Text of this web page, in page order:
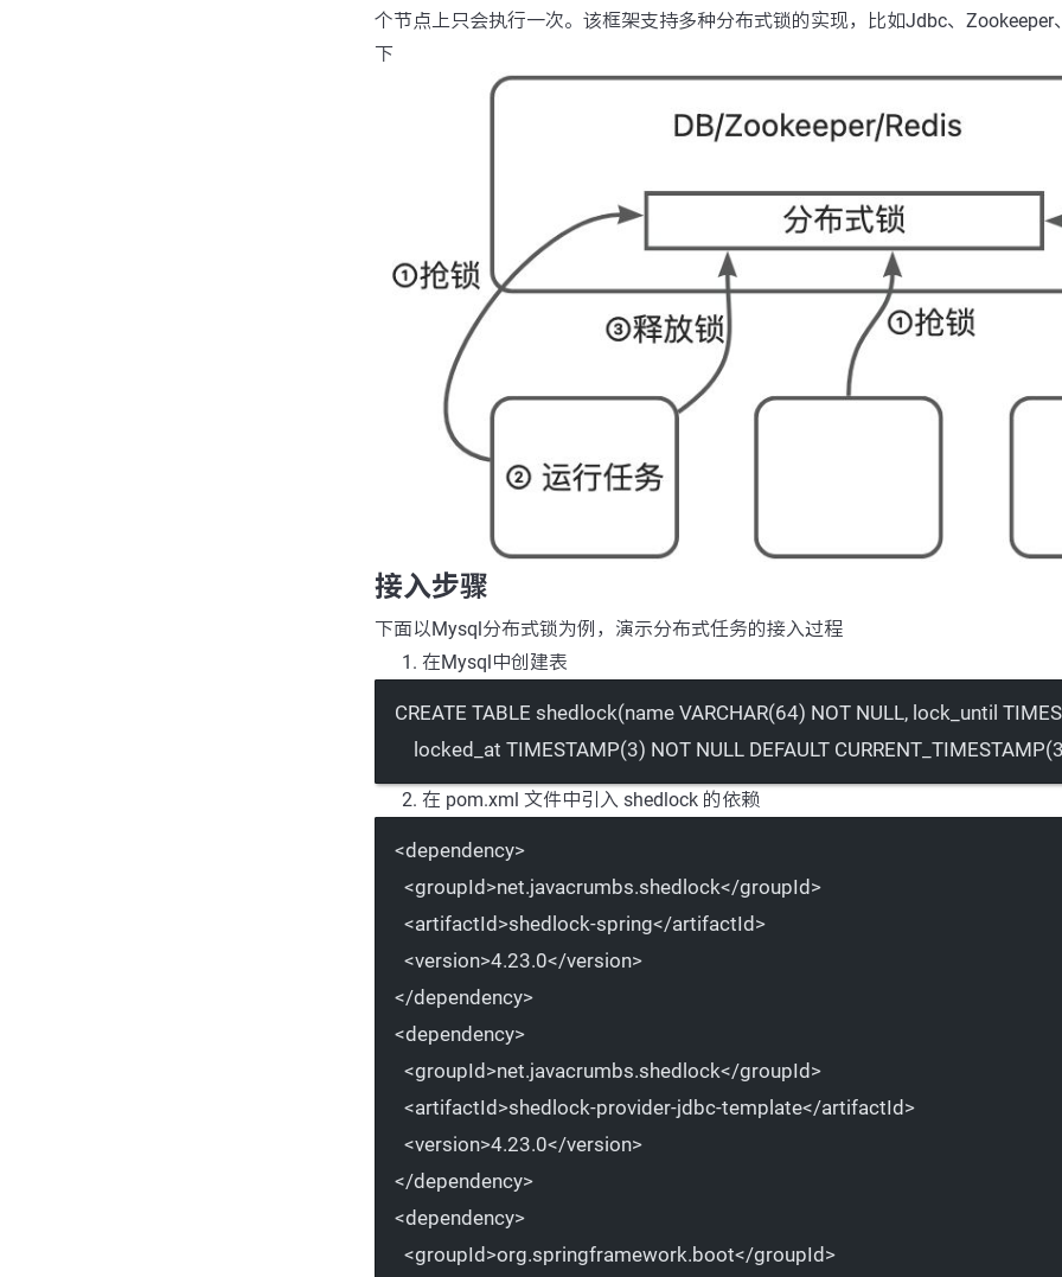
个节点上只会执行一次。该框架支持多种分布式锁的实现，比如Jdbc、Zookeeper
下
接入步骤
下面以Mysql分布式锁为例，演示分布式任务的接入过程
在Mysql中创建表
CREATE TABLE shedlock(name VARCHAR(64) NOT NULL, lock_until
locked_at TIMESTAMP(3) NOT NULL DEFAULT CURRENT_TIMESTAMP(3
在 pom.xml 文件中引入 shedlock 的依赖
<dependency>
<groupId>net.javacrumbs.shedlock</groupId>
<artifactId>shedlock-spring</artifactId>
<version>4.23.0</version>
</dependency>
<dependency>
<groupId>net.javacrumbs.shedlock</groupId>
<artifactId>shedlock-provider-jdbc-template</artifactId>
<version>4.23.0</version>
</dependency>
<dependency>
<groupId>org.springframework.boot</groupId>